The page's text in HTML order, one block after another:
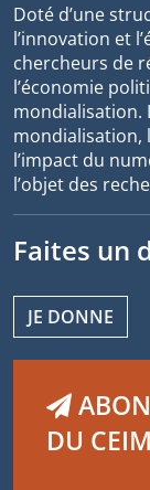
Doté d’une
l’innovation et
chercheurs de
l’économie
mondialisation.
mondialisation,
l’impact du
l’objet des
Faites un
JE DONNE
DU CEIM